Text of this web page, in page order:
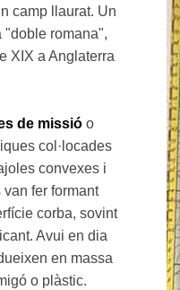
camp llaurat. Un
"doble romana",
XIX a Anglaterra
de missió o
col·locades
convexes i
fer formant
corba, sovint
Avui en dia
en massa
o plàstic.